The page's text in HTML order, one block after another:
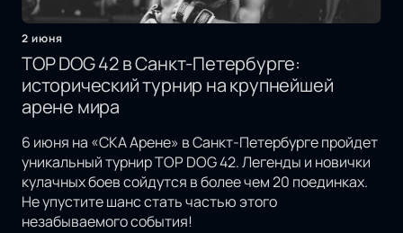
2 июня
TOP DOG 42 в Санкт-Петербурге:
исторический турнир на крупнейшей
арене мира
6 июня на «СКА Арене» в Санкт-Петербурге пройдет
уникальный турнир TOP DOG 42. Легенды и новички
кулачных боев сойдутся в более чем 20 поединках.
Не упустите шанс стать частью этого
незабываемого события!